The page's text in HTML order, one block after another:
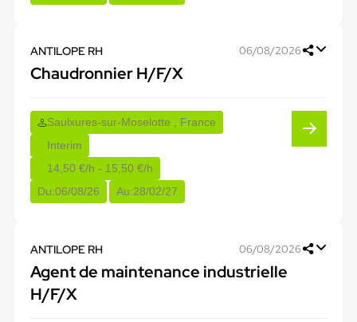
ANTILOPE RH 06/08/2026
Chaudronnier H/F/X
Saulxures-sur-Moselotte , France
Interim
14,50 €/h - 15,50 €/h
Du:06/08/26 Au:28/02/27
ANTILOPE RH 06/08/2026
Agent de maintenance industrielle
H/F/X